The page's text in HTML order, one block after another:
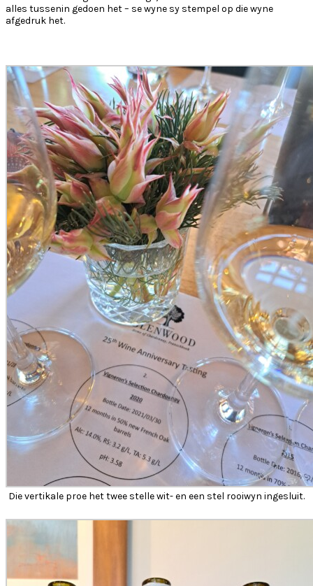
alles tussenin gedoen het – se wyne sy stempel op die wyne
afgedruk het.
Die vertikale proe het twee stelle wit- en een stel rooiwyn ingesluit.